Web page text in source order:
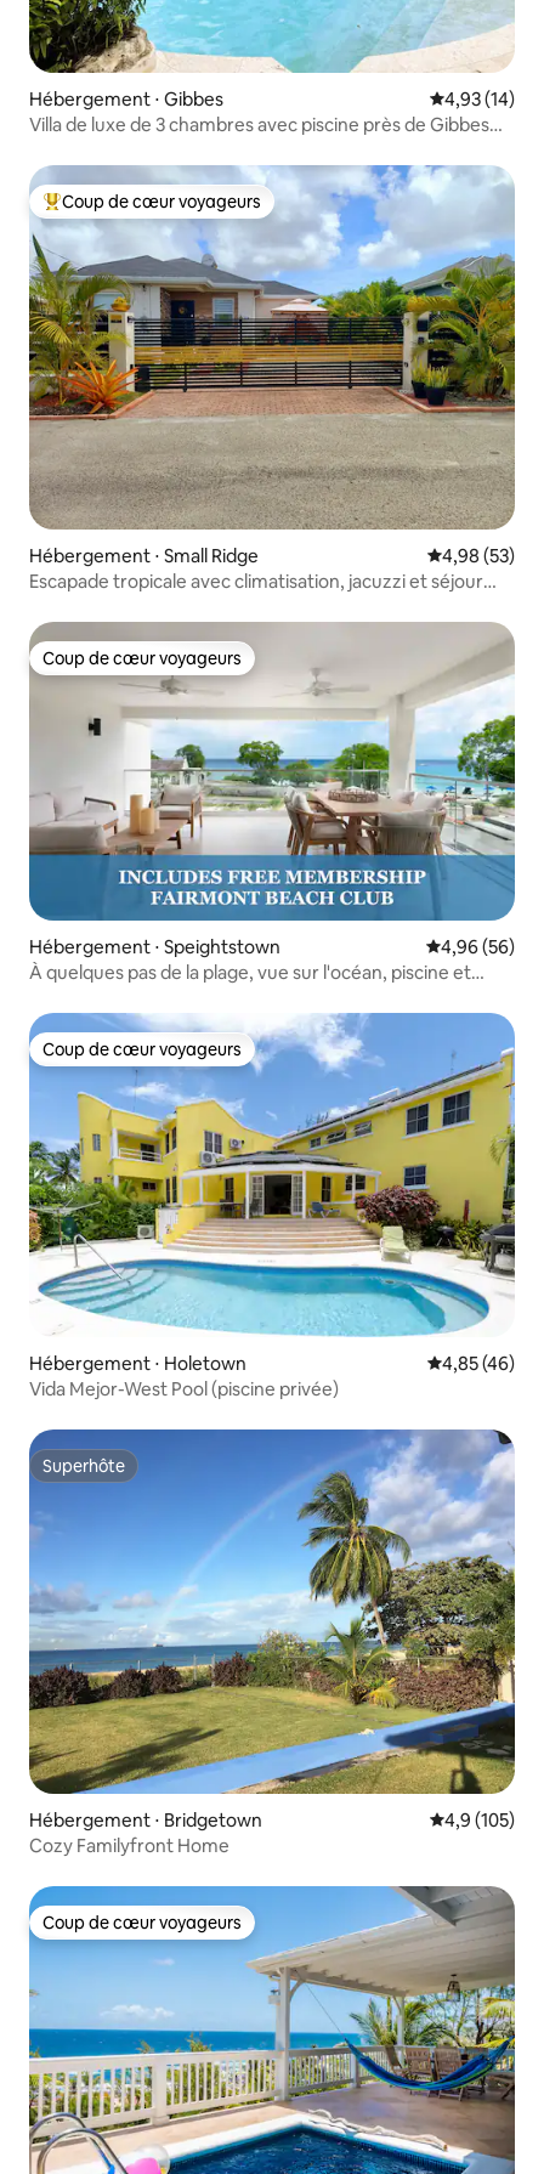
Hébergement ⋅ Gibbes Évaluation
4,93 (14)
Villa de luxe de 3 chambres avec piscine près de Gibbes
Coups de cœur voyageurs les plus appréciés
Coup de cœur voyageurs
Hébergement ⋅ Small Ridge Évaluation
4,98 (53)
Escapade tropicale avec climatisation, jacuzzi et séjour
Coup de cœur voyageurs
Coup de cœur voyageurs
Hébergement ⋅ Speightstown Évaluation
4,96 (56)
À quelques pas de la plage, vue sur l'océan, piscine et
Coup de cœur voyageurs
Coup de cœur voyageurs
Hébergement ⋅ Holetown Évaluation
4,85 (46)
Vida Mejor-West Pool (piscine privée)
Superhôte
Superhôte
Hébergement ⋅ Bridgetown Évaluation
4,9 (105)
Cozy Familyfront Home
Coup de cœur voyageurs
Coup de cœur voyageurs